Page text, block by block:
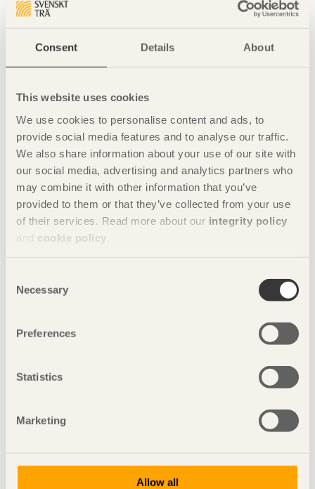
Consent Details About
This website uses cookies
We use cookies to personalise content and ads, to
provide social media features and to analyse our traffic.
We also share information about your use of our site with
our social media, advertising and analytics partners who
may combine it with other information that you’ve
provided to them or that they’ve collected from your use
of their services. Read more about our integrity policy
and cookie policy
Selection
Necessary
Preferences
Statistics
Marketing
Allow all
svenskarna
Undersökningen genomfördes i Sifos webbpanel under april
2026. Totalt intervjuades 1 021 personer i åldern 18–80
slumpmässiga urval. Det förekommer ingen självrekrytering i
Sifos webbpanel.
Nyckelord
händiga svenskar generation z
baby boomers
Bilder
En stor majoritet av
gör enklare reparationer
Johan Fröbel, chef för
teknik och handel på
Ladda ned bild